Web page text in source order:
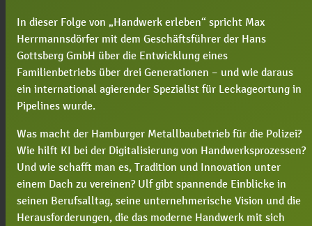
In dieser Folge von „Handwerk erleben“ spricht Max
Herrmannsdörfer mit dem Geschäftsführer der Hans
Gottsberg GmbH über die Entwicklung eines
Familienbetriebs über drei Generationen – und wie daraus
ein international agierender Spezialist für Leckageortung in
Pipelines wurde.
Was macht der Hamburger Metallbaubetrieb für die Polizei?
Wie hilft KI bei der Digitalisierung von Handwerksprozessen?
Und wie schafft man es, Tradition und Innovation unter
einem Dach zu vereinen? Ulf gibt spannende Einblicke in
seinen Berufsalltag, seine unternehmerische Vision und die
Herausforderungen, die das moderne Handwerk mit sich